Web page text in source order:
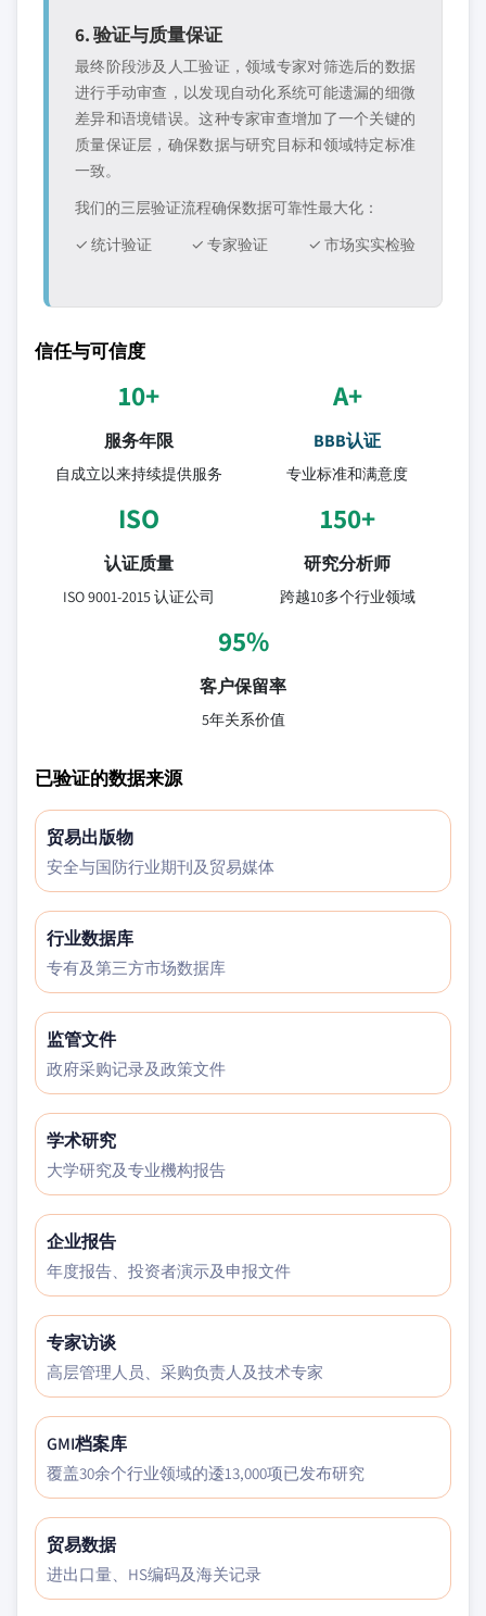
6. 验证与质量保证
最终阶段涉及人工验证，领域专家对筛选后的数据
进行手动审查，以发现自动化系统可能遗漏的细微
差异和语境错误。这种专家审查增加了一个关键的
质量保证层，确保数据与研究目标和领域特定标准
一致。
我们的三层验证流程确保数据可靠性最大化：
✓ 统计验证
✓ 专家验证 ✓ 市场实实检验
信任与可信度
10+
服务年限
自成立以来持续提供服务
A+
BBB认证
专业标准和满意度
ISO
认证质量
ISO 9001-2015 认证公司
150+
研究分析师
跨越10多个行业领域
95%
客户保留率
5年关系价值
已验证的数据来源
贸易出版物
安全与国防行业期刊及贸易媒体
行业数据库
专有及第三方市场数据库
监管文件
政府采购记录及政策文件
学术研究
大学研究及专业機构报告
企业报告
年度报告、投资者演示及申报文件
专家访谈
高层管理人员、采购负责人及技术专家
GMI档案库
覆盖30余个行业领域的逶13,000项已发布研究
贸易数据
进出口量、HS编码及海关记录